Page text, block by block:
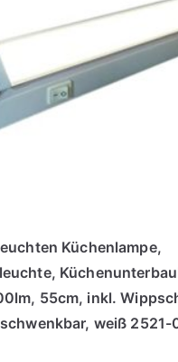
Küchenlampe,
55cm, inkl.
weiß 2521-